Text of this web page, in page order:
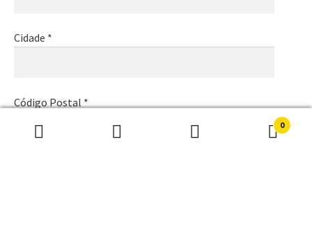
Pesquisar
Pesquisa
0
Cidade *
Código Postal *